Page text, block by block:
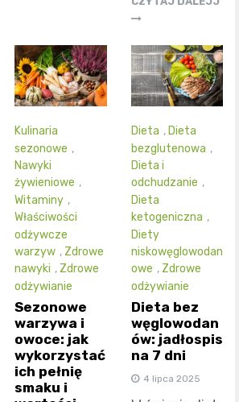
Kulinaria
sezonowe ,
Nawyki
żywieniowe ,
Witaminy ,
Właściwości
odżywcze
warzyw , Zdrowe
nawyki , Zdrowe
odżywianie
Sezonowe
warzywa i
owoce: jak
wykorzystać
ich pełnię
smaku i
Dieta , Dieta
bezglutenowa ,
Dieta i
odchudzanie ,
Dieta
ketogeniczna ,
Diety
niskowęglowodan
owe , Zdrowe
odżywianie
Dieta bez
węglowodan
ów: jadłospis
na 7 dni
4 lipca 2025